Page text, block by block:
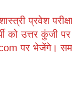
प्रवेश
उत्तर कुंजी
भेजेंगे। समय-